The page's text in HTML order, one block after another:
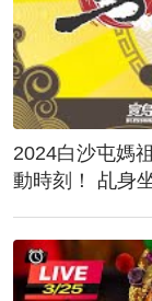
2024白沙屯媽
動時刻！ 乩身